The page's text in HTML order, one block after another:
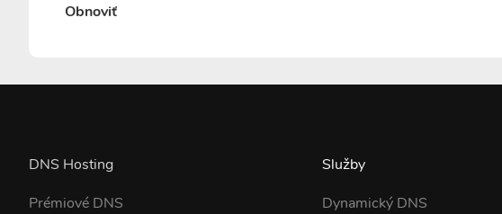
Obnoviť
DNS Hosting
Prémiové DNS
Služby
Dynamický DNS